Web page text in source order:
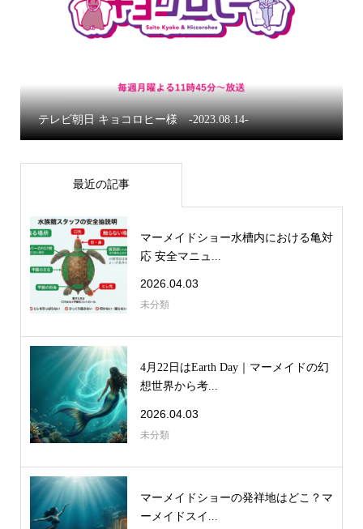
テレビ朝日 キョコロヒー様 -2023.08.14-
最近の記事
マーメイドショー水槽内における亀対
応 安全マニュ...
2026.04.03
未分類
4月22日はEarth Day｜マーメイドの幻
想世界から考...
2026.04.03
未分類
マーメイドショーの発祥地はどこ？マ
ーメイドスイ...